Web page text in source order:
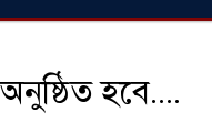
হবে….